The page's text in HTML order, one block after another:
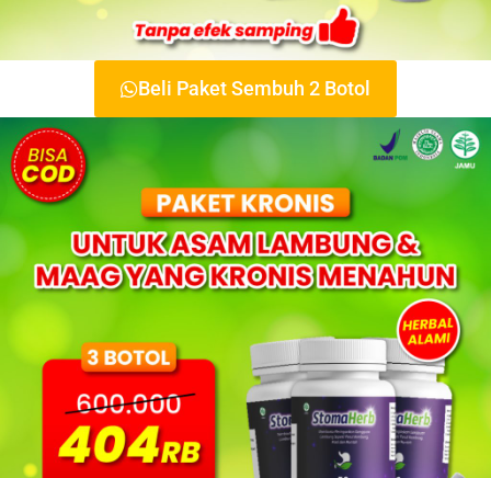
Beli Paket Sembuh 2 Botol